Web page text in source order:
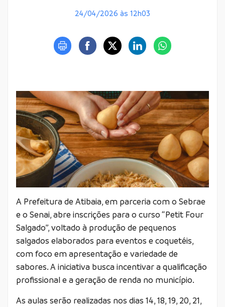
24/04/2026 às 12h03
A Prefeitura de Atibaia, em parceria com o Sebrae
e o Senai, abre inscrições para o curso “Petit Four
Salgado”, voltado à produção de pequenos
salgados elaborados para eventos e coquetéis,
com foco em apresentação e variedade de
sabores. A iniciativa busca incentivar a qualificação
profissional e a geração de renda no município.
As aulas serão realizadas nos dias 14, 18, 19, 20, 21,